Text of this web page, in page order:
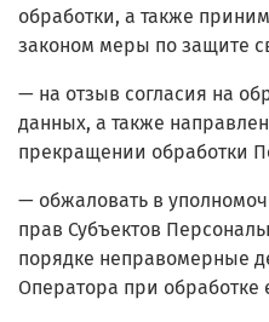
обработки, а также
законом меры по защите
— на отзыв согласия на
данных, а также
прекращении обработки
— обжаловать в
прав Субъектов
порядке неправомерные
Оператора при обработке